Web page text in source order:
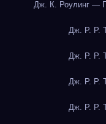
Дж. К. Роулинг —
Дж. Р. Р.
Дж. Р. Р.
Дж. Р. Р.
Дж. Р. Р.